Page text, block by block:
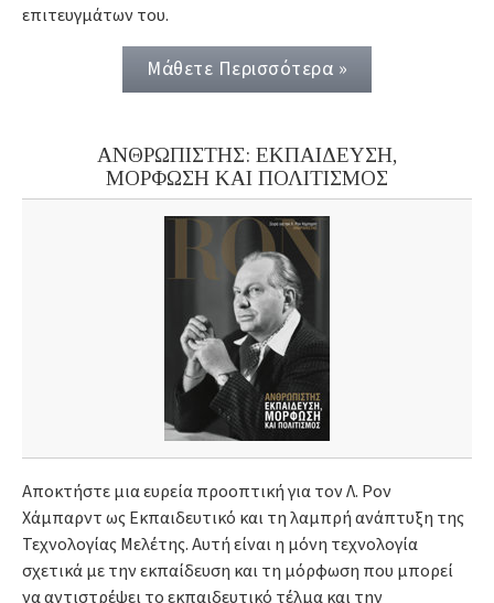
επιτευγμάτων του.
Μάθετε Περισσότερα »
ΑΝΘΡΩΠΙΣΤΗΣ: ΕΚΠΑΙΔΕΥΣΗ,
ΜΟΡΦΩΣΗ ΚΑΙ ΠΟΛΙΤΙΣΜΟΣ
Αποκτήστε μια ευρεία προοπτική για τον Λ. Ρον
Χάμπαρντ ως Εκπαιδευτικό και τη λαμπρή ανάπτυξη της
Τεχνολογίας Μελέτης. Αυτή είναι η μόνη τεχνολογία
σχετικά με την εκπαίδευση και τη μόρφωση που μπορεί
να αντιστρέψει το εκπαιδευτικό τέλμα και την